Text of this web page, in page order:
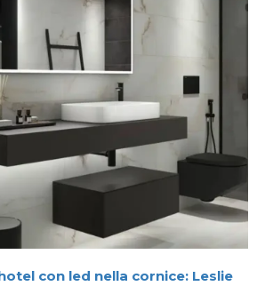
con led nella cornice: Leslie